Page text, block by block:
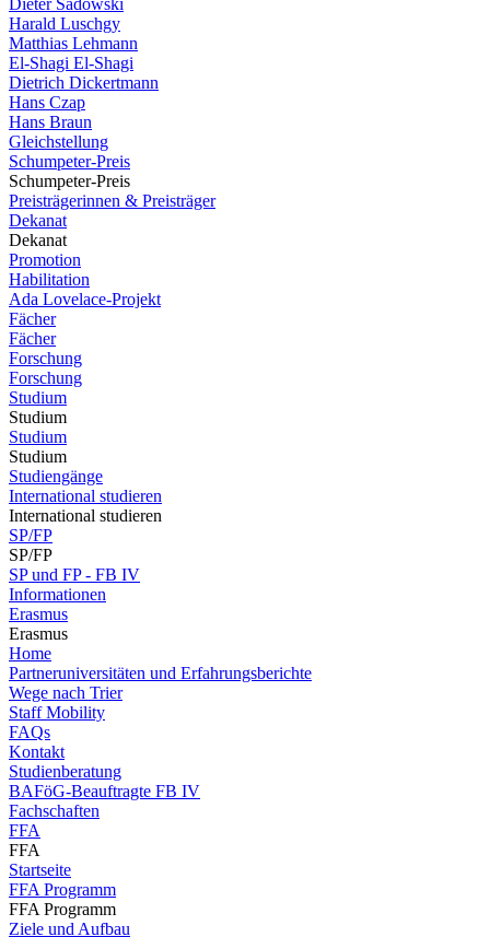
Dieter Sadowski
Harald Luschgy
Matthias Lehmann
El-Shagi El-Shagi
Dietrich Dickertmann
Hans Czap
Hans Braun
Gleichstellung
Schumpeter-Preis
Schumpeter-Preis
Preisträgerinnen & Preisträger
Dekanat
Dekanat
Promotion
Habilitation
Ada Lovelace-Projekt
Fächer
Fächer
Forschung
Forschung
Studium
Studium
Studium
Studium
Studiengänge
International studieren
International studieren
SP/FP
SP/FP
SP und FP - FB IV
Informationen
Erasmus
Erasmus
Home
Partneruniversitäten und Erfahrungsberichte
Wege nach Trier
Staff Mobility
FAQs
Kontakt
Studienberatung
BAFöG-Beauftragte FB IV
Fachschaften
FFA
FFA
Startseite
FFA Programm
FFA Programm
Ziele und Aufbau